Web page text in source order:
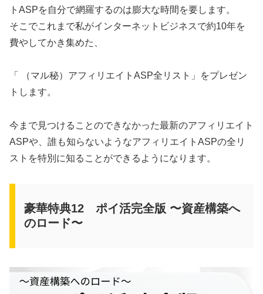
トASPを自分で網羅するのは膨大な時間を要します。
そこでこれまで私がインターネットビジネスで約10年を
費やしてかき集めた、
「 （マル秘）アフィリエイトASP全リスト」をプレゼン
トします。
今まで見つけることのできなかった最新のアフィリエイト
ASPや、誰も知らないようなアフィリエイトASPの全リ
ストを特別に知ることができるようになります。
豪華特典12 ポイ活完全版 〜資産構築へ
のロード〜